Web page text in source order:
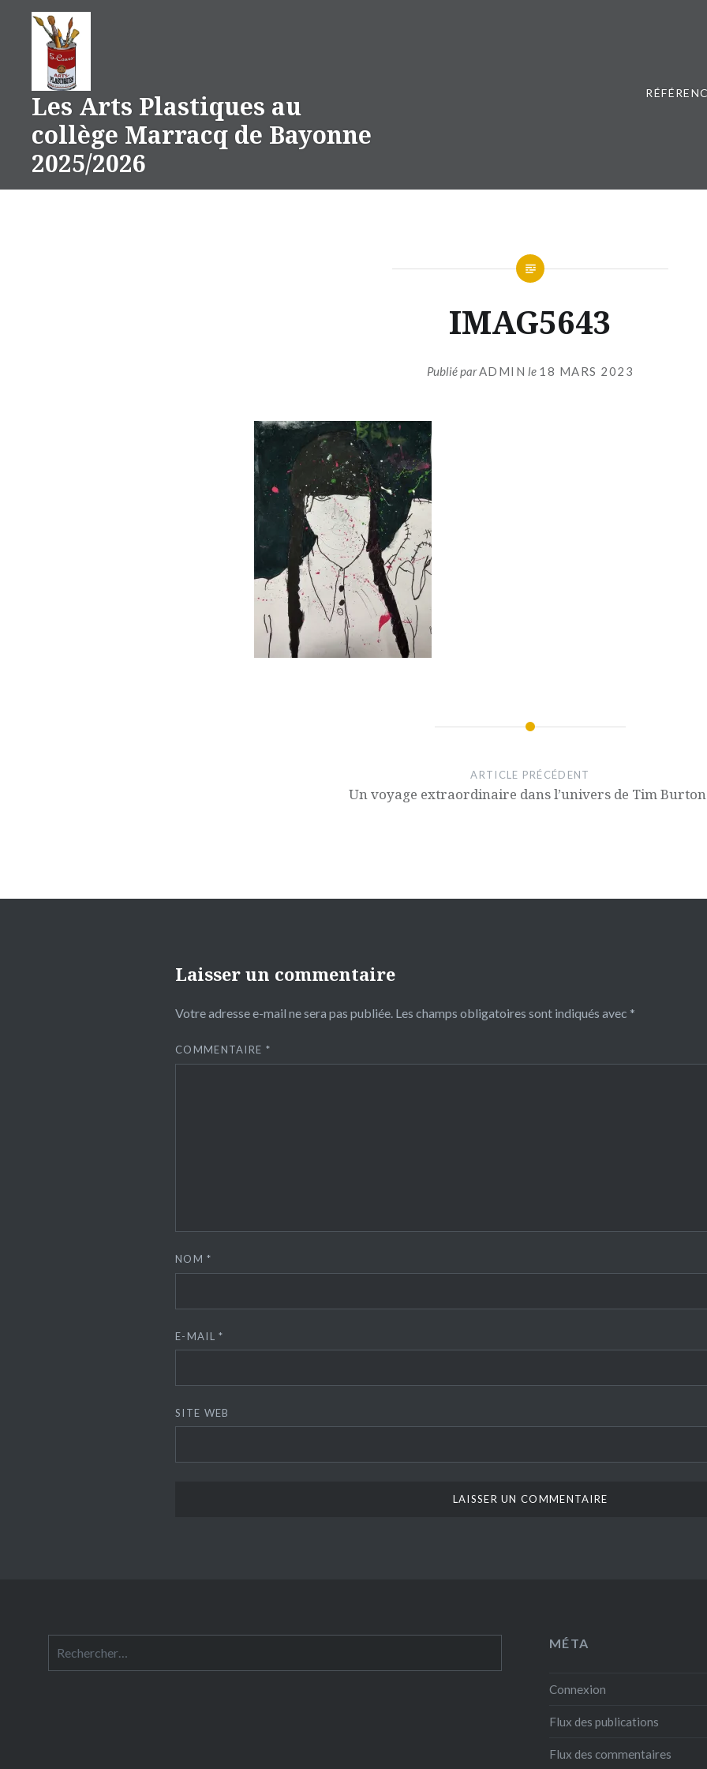
Les Arts Plastiques au
collège Marracq de Bayonne
2025/2026
IMAG5643
Publié parADMIN le 18 MARS 2023
ARTICLE PRÉCÉDENT
Un voyage extraordinaire dans l’univers de Tim
Laisser un commentaire
Votre adresse e-mail ne sera pas publiée. Les champs obligatoires sont indiqués avec *
COMMENTAIRE *
NOM*
E-MAIL*
SITE WEB
MÉTA
Connexion
Flux des publications
Flux des commentaires